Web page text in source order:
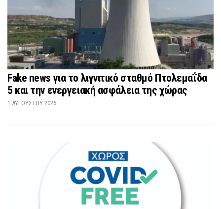
Fake news για το λιγνιτικό σταθμό Πτολεμαΐδα
5 και την ενεργειακή ασφάλεια της χώρας
1 ΑΥΓΟΎΣΤΟΥ 2026